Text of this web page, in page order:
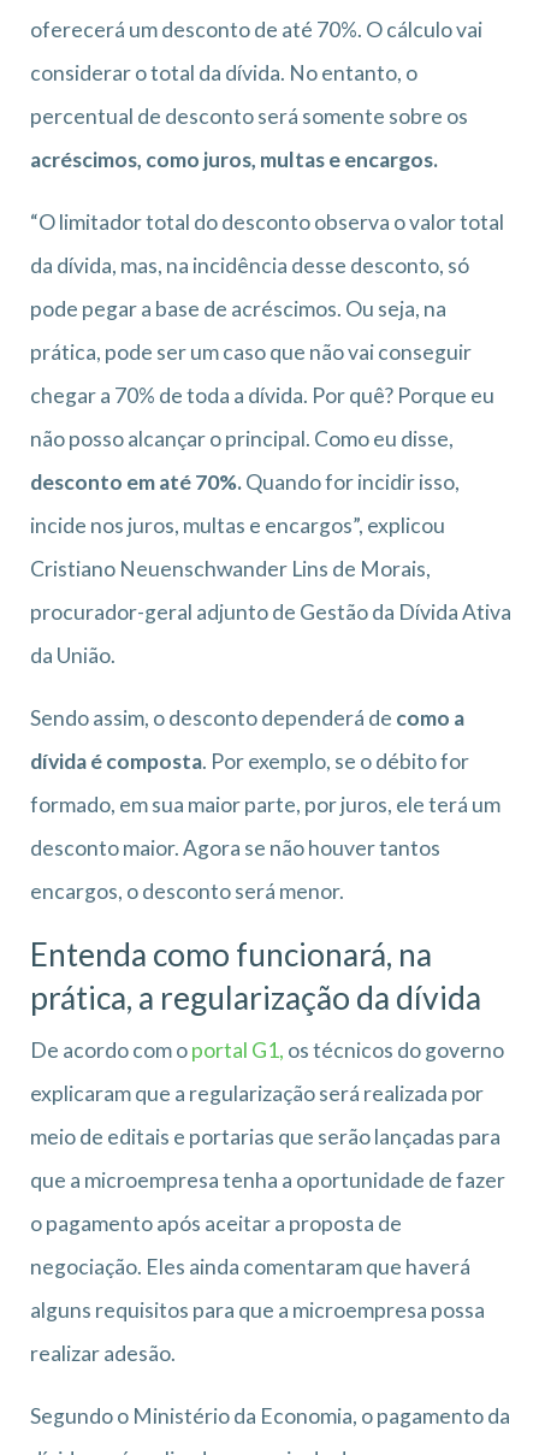
oferecerá um desconto de até 70%. O cálculo vai
considerar o total da dívida. No entanto, o
percentual de desconto será somente sobre os
acréscimos, como juros, multas e encargos.
“O limitador total do desconto observa o valor total
da dívida, mas, na incidência desse desconto, só
pode pegar a base de acréscimos. Ou seja, na
prática, pode ser um caso que não vai conseguir
chegar a 70% de toda a dívida. Por quê? Porque eu
não posso alcançar o principal. Como eu disse,
desconto em até 70%.Quando for incidir isso,
incide nos juros, multas e encargos”, explicou
Cristiano Neuenschwander Lins de Morais,
procurador-geral adjunto de Gestão da Dívida Ativa
da União.
Sendo assim, o desconto dependerá de como a
dívida é composta. Por exemplo, se o débito for
formado, em sua maior parte, por juros, ele terá um
desconto maior. Agora se não houver tantos
encargos, o desconto será menor.
Entenda como funcionará, na
prática, a regularização da dívida
De acordo com oportal G1, os técnicos do governo
explicaram que a regularização será realizada por
meio de editais e portarias que serão lançadas para
que a microempresa tenha a oportunidade de fazer
o pagamento após aceitar a proposta de
negociação. Eles ainda comentaram que haverá
alguns requisitos para que a microempresa possa
realizar adesão.
Segundo o Ministério da Economia, o pagamento da